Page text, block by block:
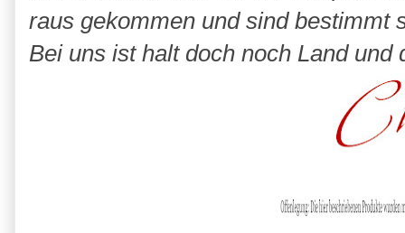
raus gekommen und sind bestimmt
Bei uns ist halt doch noch Land